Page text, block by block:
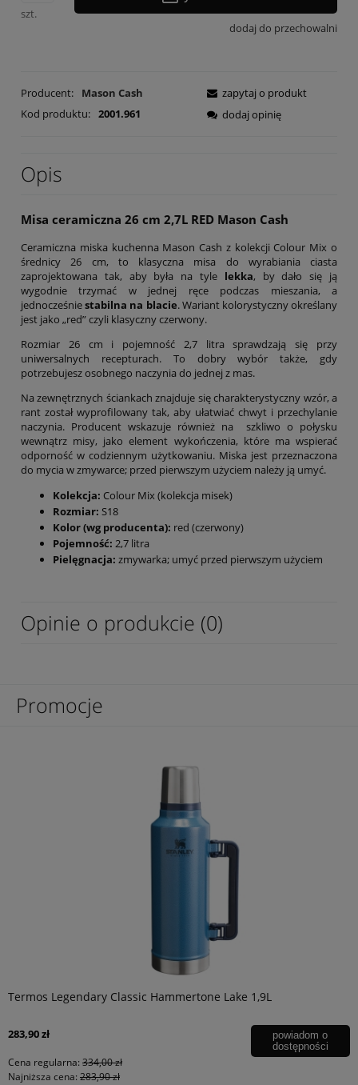
szt.
dodaj do przechowalni
Producent:
Mason Cash
Kod produktu: 2001.961
zapytaj o produkt
dodaj opinię
Opis
Misa ceramiczna 26 cm 2,7L RED Mason Cash
Ceramiczna miska kuchenna Mason Cash z kolekcji Colour Mix o
średnicy 26 cm, to klasyczna misa do wyrabiania ciasta
zaprojektowana tak, aby była na tyle lekka, by dało się ją
wygodnie trzymać w jednej ręce podczas mieszania, a
jednocześniestabilna na blacie. Wariant kolorystyczny określany
jest jako „red” czyli klasyczny czerwony.
Rozmiar 26 cm i pojemność 2,7 litra sprawdzają się przy
uniwersalnych recepturach. To dobry wybór także, gdy
potrzebujesz osobnego naczynia do jednej z mas.
Na zewnętrznych ściankach znajduje się charakterystyczny wzór, a
rant został wyprofilowany tak, aby ułatwiać chwyt i przechylanie
naczynia. Producent wskazuje również na szkliwo o połysku
wewnątrz misy, jako element wykończenia, które ma wspierać
odporność w codziennym użytkowaniu. Miska jest przeznaczona
do mycia w zmywarce; przed pierwszym użyciem należy ją umyć.
Kolekcja: Colour Mix (kolekcja misek)
Rozmiar: S18
Kolor (wg producenta): red (czerwony)
Pojemność: 2,7 litra
Pielęgnacja: zmywarka; umyć przed pierwszym użyciem
Opinie o produkcie (0)
Promocje
Termos Legendary Classic Hammertone Lake 1,9L
283,90 zł
Cena regularna: 334,00 zł
Najniższa cena: 283,90 zł
powiadom o
dostępności